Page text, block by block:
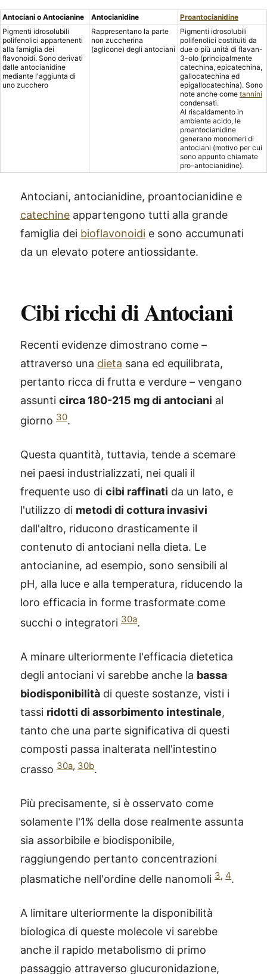
Antociani o Antocianine Antocianidine
Proantocianidine
Pigmenti idrosolubili
polifenolici appartenenti
alla famiglia dei
flavonoidi. Sono derivati
dalle antocianidine
mediante l'aggiunta di
uno zucchero
Rappresentano la parte
non zuccherina
(aglicone) degli antociani
Pigmenti idrosolubili
polifenolici costituiti da
due o più unità di flavan-
3-olo (principalmente
catechina, epicatechina,
gallocatechina ed
epigallocatechina). Sono
note anche come tannini
condensati.
Al riscaldamento in
ambiente acido, le
proantocianidine
generano monomeri di
antociani (motivo per cui
sono appunto chiamate
pro-antocianidine).
Antociani, antocianidine, proantocianidine e
catechine appartengono tutti alla grande
famiglia dei bioflavonoidi e sono accumunati
da un elevato potere antiossidante.
Cibi ricchi di Antociani
Recenti evidenze dimostrano come –
attraverso una dieta sana ed equilibrata,
pertanto ricca di frutta e verdure – vengano
assunti circa 180-215 mg di antociani al
giorno 30.
Questa quantità, tuttavia, tende a scemare
nei paesi industrializzati, nei quali il
frequente uso di cibi raffinati da un lato, e
l'utilizzo di metodi di cottura invasivi
dall'altro, riducono drasticamente il
contenuto di antociani nella dieta. Le
antocianine, ad esempio, sono sensibili al
pH, alla luce e alla temperatura, riducendo la
loro efficacia in forme trasformate come
succhi o integratori 30a.
A minare ulteriormente l'efficacia dietetica
degli antociani vi sarebbe anche la bassa
biodisponibilità di queste sostanze, visti i
tassi ridotti di assorbimento intestinale,
tanto che una parte significativa di questi
composti passa inalterata nell'intestino
crasso 30a, 30b.
Più precisamente, si è osservato come
solamente l'1% della dose realmente assunta
sia assorbibile e biodisponibile,
raggiungendo pertanto concentrazioni
plasmatiche nell'ordine delle nanomoli 3, 4.
A limitare ulteriormente la disponibilità
biologica di queste molecole vi sarebbe
anche il rapido metabolismo di primo
passaggio attraverso glucuronidazione,